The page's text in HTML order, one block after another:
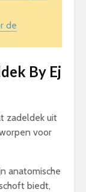
de
By Ej
zadeldek uit
voor
anatomische
biedt,